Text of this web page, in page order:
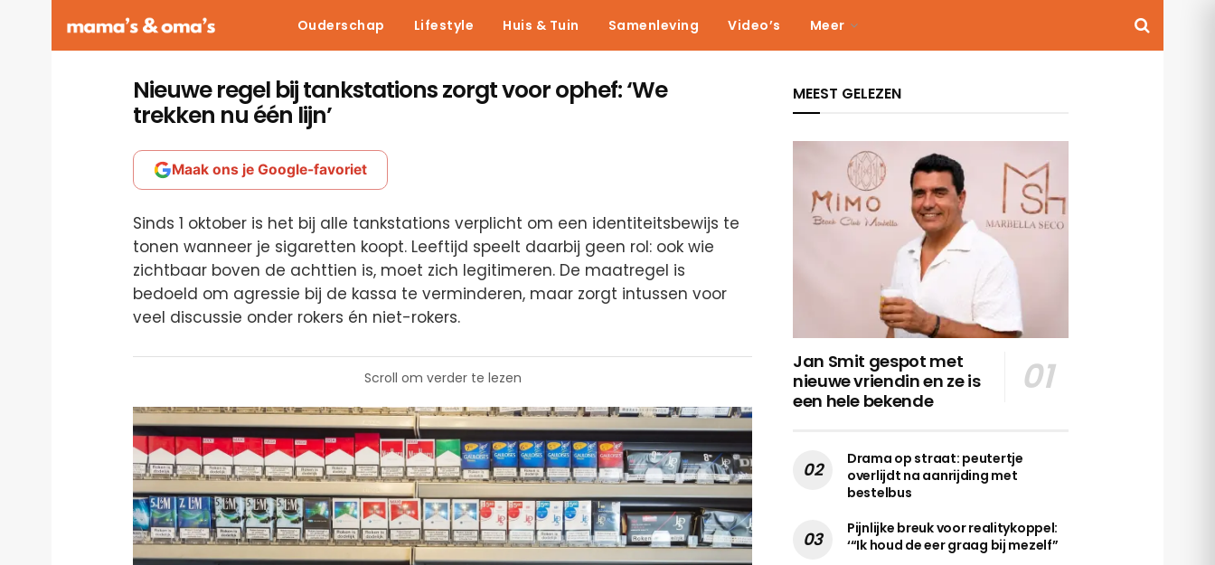
Ouderschap Lifestyle Huis & Tuin Samenleving Video’s Meer
Nieuwe regel bij tankstations zorgt voor ophef: ‘We
trekken nu één lijn’
Maak ons je Google-favoriet
Sinds 1 oktober is het bij alle tankstations verplicht om een identiteitsbewijs te
tonen wanneer je sigaretten koopt. Leeftijd speelt daarbij geen rol: ook wie
zichtbaar boven de achttien is, moet zich legitimeren. De maatregel is
bedoeld om agressie bij de kassa te verminderen, maar zorgt intussen voor
veel discussie onder rokers én niet-rokers.
Scroll om verder te lezen
MEEST GELEZEN
Jan Smit gespot met
nieuwe vriendin en ze is
een hele bekende
Drama op straat: peutertje
overlijdt na aanrijding met
bestelbus
Pijnlijke breuk voor realitykoppel:
‘“Ik houd de eer graag bij mezelf”